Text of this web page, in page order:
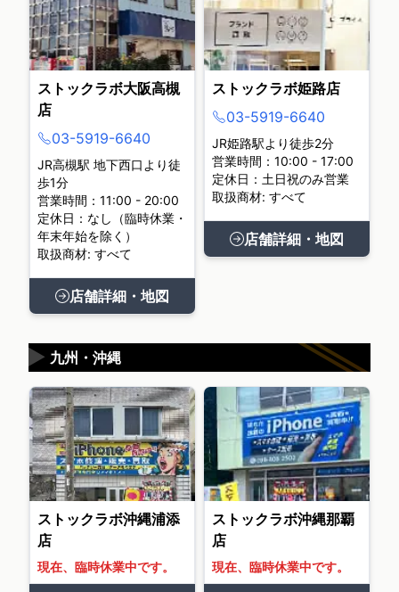
ストックラボ大阪高槻
店
03-5919-6640
JR高槻駅 地下西口より徒
歩1分
営業時間：11:00 - 20:00
定休日：なし（臨時休業・
年末年始を除く）
取扱商材: すべて
店舗詳細・地図
ストックラボ姫路店
03-5919-6640
JR姫路駅より徒歩2分
営業時間：10:00 - 17:00
定休日：土日祝のみ営業
取扱商材: すべて
店舗詳細・地図
九州・沖縄
▶
ストックラボ沖縄浦添
店
現在、臨時休業中です。
ストックラボ沖縄那覇
店
現在、臨時休業中です。